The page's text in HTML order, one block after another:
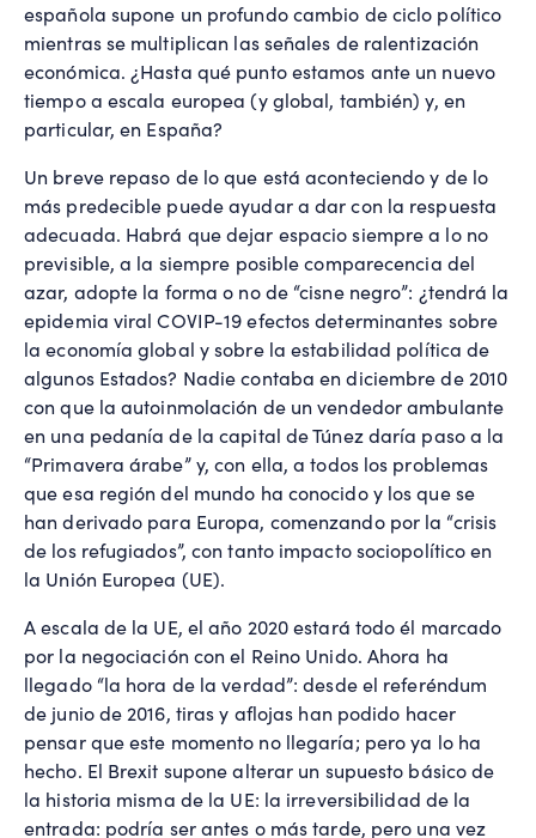
española supone un profundo cambio de ciclo político
mientras se multiplican las señales de ralentización
económica. ¿Hasta qué punto estamos ante un nuevo
tiempo a escala europea (y global, también) y, en
particular, en España?
Un breve repaso de lo que está aconteciendo y de lo
más predecible puede ayudar a dar con la respuesta
adecuada. Habrá que dejar espacio siempre a lo no
previsible, a la siempre posible comparecencia del
azar, adopte la forma o no de “cisne negro”: ¿tendrá la
epidemia viral COVIP-19 efectos determinantes sobre
la economía global y sobre la estabilidad política de
algunos Estados? Nadie contaba en diciembre de 2010
con que la autoinmolación de un vendedor ambulante
en una pedanía de la capital de Túnez daría paso a la
“Primavera árabe” y, con ella, a todos los problemas
que esa región del mundo ha conocido y los que se
han derivado para Europa, comenzando por la “crisis
de los refugiados”, con tanto impacto sociopolítico en
la Unión Europea (UE).
A escala de la UE, el año 2020 estará todo él marcado
por la negociación con el Reino Unido. Ahora ha
llegado “la hora de la verdad”: desde el referéndum
de junio de 2016, tiras y aflojas han podido hacer
pensar que este momento no llegaría; pero ya lo ha
hecho. El Brexit supone alterar un supuesto básico de
la historia misma de la UE: la irreversibilidad de la
entrada: podría ser antes o más tarde, pero una vez